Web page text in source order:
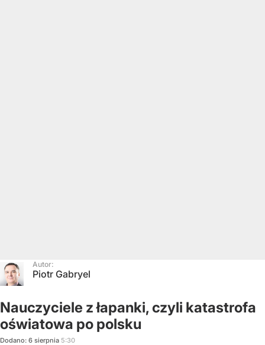
Autor:
Piotr Gabryel
Nauczyciele z łapanki, czyli katastrofa
oświatowa po polsku
Dodano: 6 sierpnia 5:30